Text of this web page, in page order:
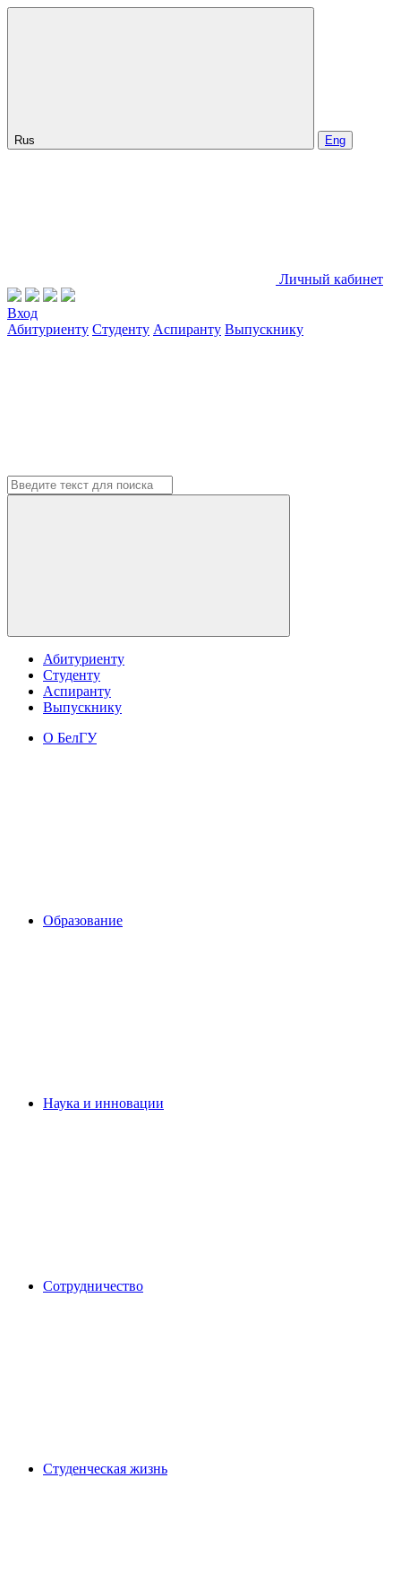
Rus Eng
Личный кабинет
Вход
Абитуриенту Студенту Аспиранту Выпускнику
Абитуриенту
Студенту
Аспиранту
Выпускнику
О БелГУ
Образование
Наука и инновации
Сотрудничество
Студенческая жизнь